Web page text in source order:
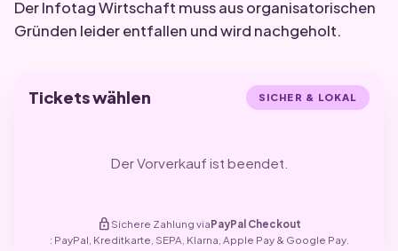
Der Infotag Wirtschaft muss aus organisatorischen
Gründen leider entfallen und wird nachgeholt.
Tickets wählen SICHER & LOKAL
Der Vorverkauf ist beendet.
lock Sichere Zahlung viaPayPal Checkout
: PayPal, Kreditkarte, SEPA, Klarna, Apple Pay & Google Pay.